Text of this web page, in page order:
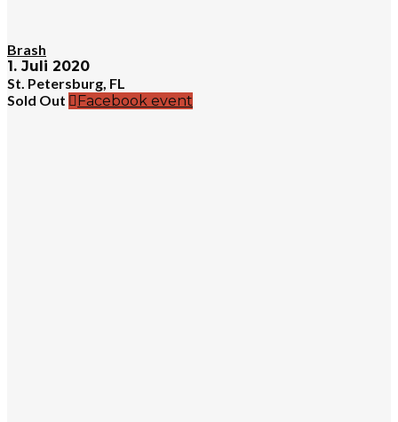
Brash
1. Juli 2020
St. Petersburg, FL
Sold Out
Facebook event